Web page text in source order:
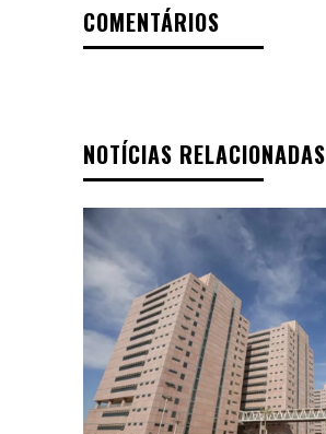
COMENTÁRIOS
NOTÍCIAS RELACIONADAS